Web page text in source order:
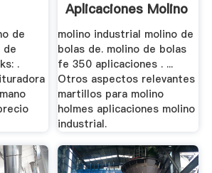
de
de
.
Aplicaciones Molino
...
molino industrial molino de
bolas de. molino de bolas
fe 350 aplicaciones . ...
Otros aspectos relevantes
martillos para molino
holmes aplicaciones molino
industrial.